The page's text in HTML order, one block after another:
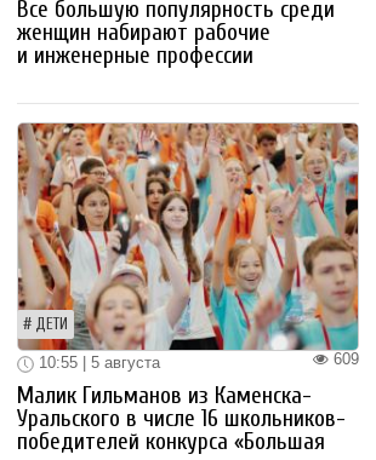
Все большую популярность среди
женщин набирают рабочие
и инженерные профессии
ДЕТИ
609
10:55 | 5 августа
Малик Гильманов из Каменска-
Уральского в числе 16 школьников-
победителей конкурса «Большая